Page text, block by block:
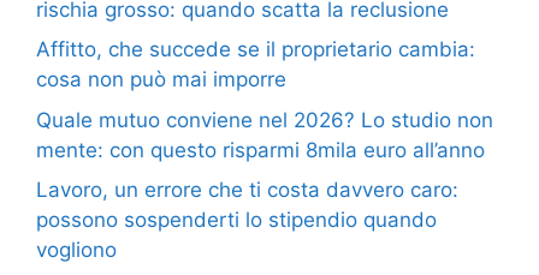
rischia grosso: quando scatta la reclusione
Affitto, che succede se il proprietario cambia:
cosa non può mai imporre
Quale mutuo conviene nel 2026? Lo studio non
mente: con questo risparmi 8mila euro all’anno
Lavoro, un errore che ti costa davvero caro:
possono sospenderti lo stipendio quando
vogliono